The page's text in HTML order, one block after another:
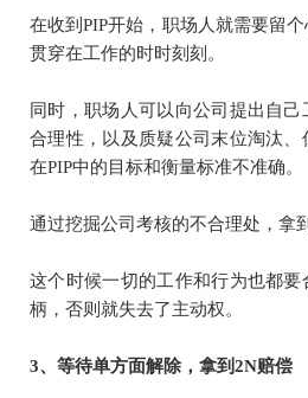
在收到PIP开始，职场人就需要留
贯穿在工作的时时刻刻。
同时，职场人可以向公司提出自
合理性，以及质疑公司末位淘汰、
在PIP中的目标和衡量标准不准确。
通过挖掘公司考核的不合理处，拿
这个时候一切的工作和行为也都
柄，否则就失去了主动权。
3、等待单方面解除，拿到2N赔偿